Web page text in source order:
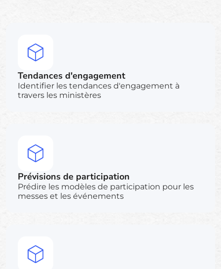
Tendances d'engagement
Identifier les tendances d'engagement à
travers les ministères
Prévisions de participation
Prédire les modèles de participation pour les
messes et les événements